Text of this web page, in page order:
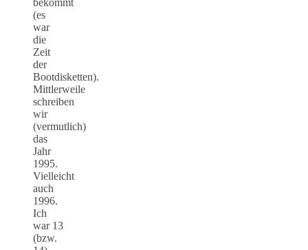
(es
war
die
Zeit
der
Bootdisketten).
Mittlerweile
schreiben
wir
(vermutlich)
das
Jahr
1995.
Vielleicht
auch
1996.
Ich
war 13
(bzw.